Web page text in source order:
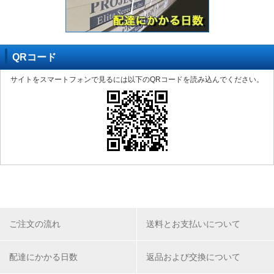
QRコード
サイトをスマートフォンで見るには以下のQRコードを読み込んでください。
ご注文の流れ 送料とお支払いについて
配達にかかる日数 返品および交換について